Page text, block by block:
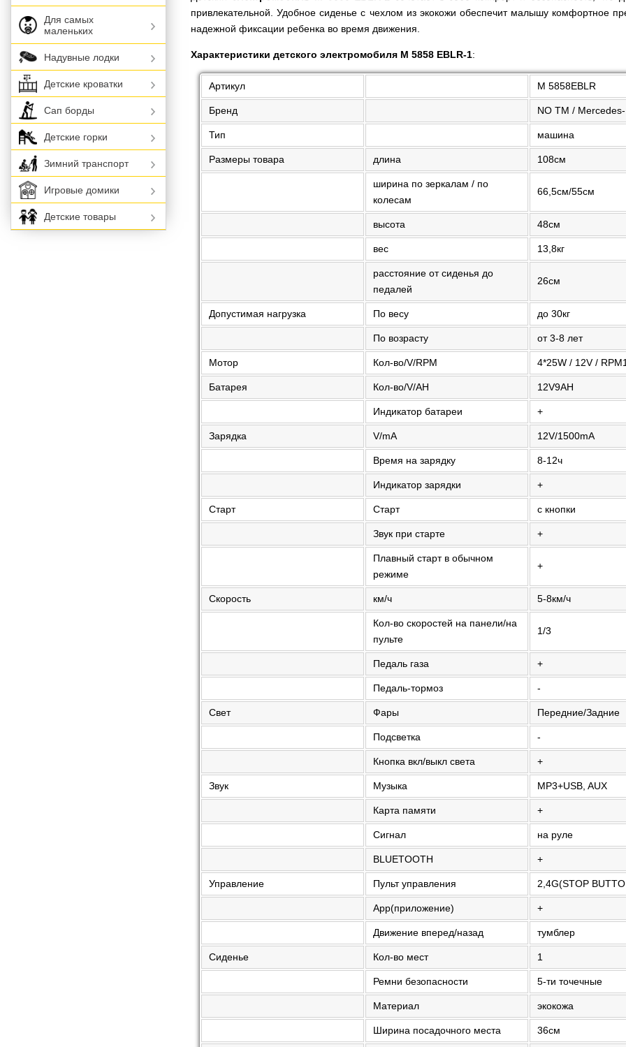
привлекательной. Удобное сиденье с чехлом из экокожи обеспечит малышу комфортное
надежной фиксации ребенка во время движения.
Характеристики детского электромобиля M 5858 EBLR-1:
Артикул M 5858EBLR
Бренд NO TM /
Тип машина
Размеры товара длина 108см
ширина по зеркалам / по
колесам
66,5см/55см
высота 48см
вес 13,8кг
расстояние от сиденья до
педалей
26см
Допустимая нагрузка По весу до 30кг
По возрасту от 3-8 лет
Мотор Кол-во/V/RPM 4*25W / 12V /
Батарея Кол-во/V/AH 12V9AH
Индикатор батареи +
Зарядка V/mA 12V/1500mA
Время на зарядку 8-12ч
Индикатор зарядки +
Старт Старт с кнопки
Звук при старте +
Плавный старт в обычном
режиме
+
Скорость км/ч 5-8км/ч
Кол-во скоростей на панели/на
пульте
1/3
Педаль газа +
Педаль-тормоз -
Свет Фары Передние/Задние
Подсветка -
Кнопка вкл/выкл света +
Звук Музыка MP3+USB, AUX
Карта памяти +
Сигнал на руле
BLUETOOTH +
Управление Пульт управления 2,4G(STOP
App(приложение) +
Движение вперед/назад тумблер
Сиденье Кол-во мест 1
Ремни безопасности 5-ти точечные
Материал экокожа
Ширина посадочного места 36см
Для самых
маленьких
Надувные лодки
Детские кроватки
Сап борды
Детские горки
Зимний транспорт
Игровые домики
Детские товары